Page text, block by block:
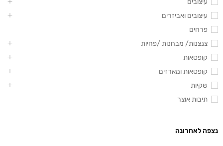
עיצובים
עיצובים ואביזרים
פרחים
צנצנות/ מבחנות /פחיות
קופסאות
קופסאות ומארזים
שקיות
תיבות אוצר
נצפה לאחרונה